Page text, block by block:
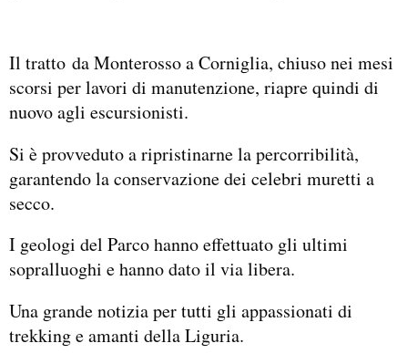
Il tratto da Monterosso a Corniglia, chiuso nei mesi
scorsi per lavori di manutenzione, riapre quindi di
nuovo agli escursionisti.
Si è provveduto a ripristinarne la percorribilità,
garantendo la conservazione dei celebri muretti a
secco.
I geologi del Parco hanno effettuato gli ultimi
sopralluoghi e hanno dato il via libera.
Una grande notizia per tutti gli appassionati di
trekking e amanti della Liguria.